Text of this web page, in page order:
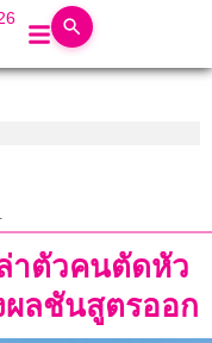
าตัวคนตัดหัว
ผลชันสูตรออก